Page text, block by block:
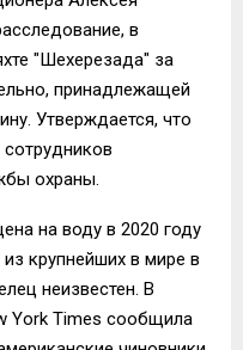
в
"Шехерезада" за
принадлежащей
Утверждается, что
охраны.
на воду в 2020 году
крупнейших в мире в
неизвестен. В
York Times сообщила